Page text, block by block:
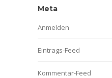
Meta
Anmelden
Eintrags-Feed
Kommentar-Feed